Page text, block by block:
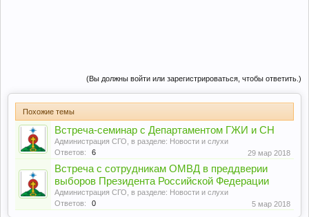
(Вы должны войти или зарегистрироваться, чтобы ответить.)
Похожие темы
Встреча-семинар с Департаментом ГЖИ и СН
Администрация СГО , в разделе: Новости и слухи
Ответов:
6 29 мар 2018
Встреча с сотрудникам ОМВД в преддверии
выборов Президента Российской Федерации
Администрация СГО , в разделе: Новости и слухи
Ответов:
0 5 мар 2018